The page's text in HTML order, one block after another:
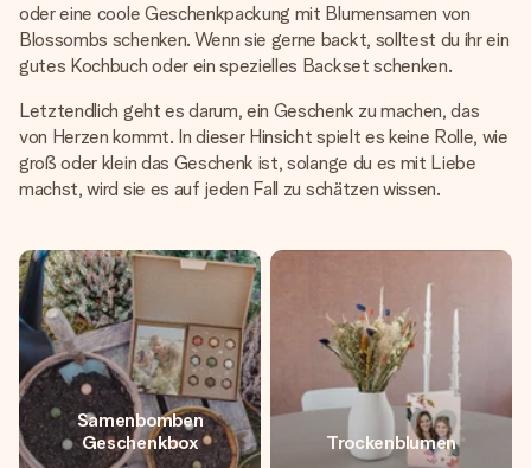
oder eine coole Geschenkpackung mit Blumensamen von
Blossombs schenken. Wenn sie gerne backt, solltest du ihr ein
gutes Kochbuch oder ein spezielles Backset schenken.
Letztendlich geht es darum, ein Geschenk zu machen, das
von Herzen kommt. In dieser Hinsicht spielt es keine Rolle, wie
groß oder klein das Geschenk ist, solange du es mit Liebe
machst, wird sie es auf jeden Fall zu schätzen wissen.
Samenbomben
Geschenkbox
Trockenblumen